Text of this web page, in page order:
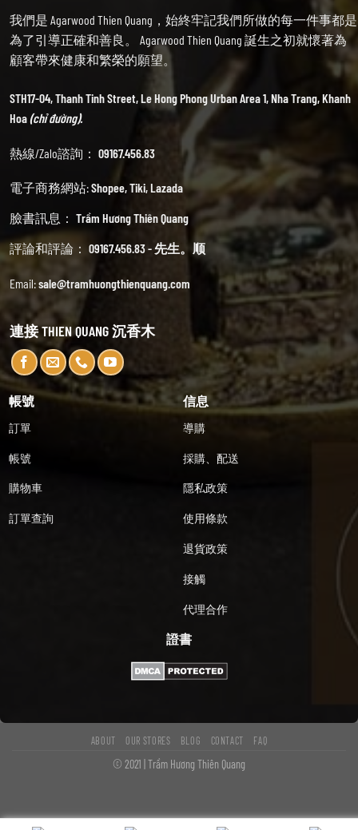
我們是 Agarwood Thien Quang，始終牢記我們所做的每一件事都是
為了引導正確和善良。 Agarwood Thien Quang 誕生之初就懷著為
顧客帶來健康和繁榮的願望。
STH17-04, Thanh Tinh Street, Le Hong Phong Urban Area 1, Nha Trang, Khanh
Hoa(chỉ đường).
熱線/Zalo諮詢： 09167.456.83
電子商務網站:Shopee,Tiki,Lazada
臉書訊息： Trầm Hương Thiên Quang
評論和評論： 09167.456.83 - 先生。顺
Email:sale@tramhuongthienquang.com
連接 THIEN QUANG 沉香木
帳號
訂單
帳號
購物車
訂單查詢
信息
導購
採購、配送
隱私政策
使用條款
退貨政策
接觸
代理合作
證書
ABOUT OUR STORES BLOG CONTACT FAQ
© 2021 | Trầm Hương Thiên Quang